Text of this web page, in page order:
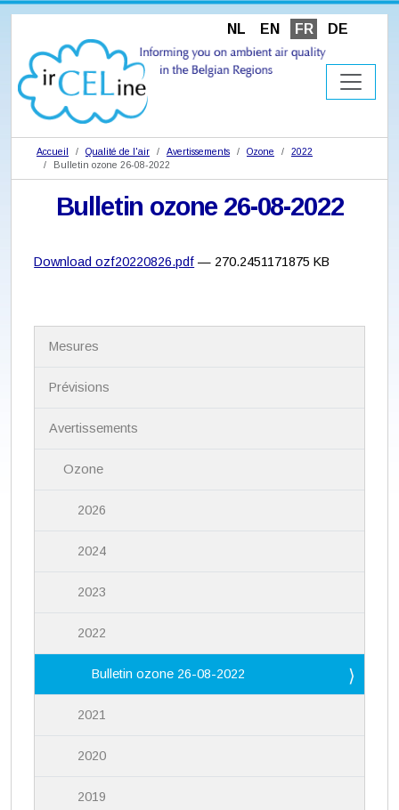
NL EN FR DE
Accueil Qualité de l'air Avertissements Ozone
2022
Bulletin ozone 26-08-2022
Bulletin ozone 26-08-2022
Download ozf20220826.pdf — 270.2451171875 KB
Mesures
Prévisions
Avertissements
Ozone
2026
2024
2023
2022
Bulletin ozone 26-08-2022
2021
2020
2019